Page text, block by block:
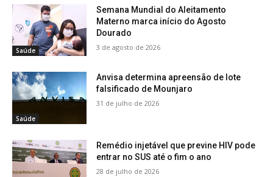
Saúde
Semana Mundial do Aleitamento
Materno marca início do Agosto
Dourado
3 de agosto de 2026
Saúde
Anvisa determina apreensão de lote
falsificado de Mounjaro
31 de julho de 2026
Remédio injetável que previne HIV pode
entrar no SUS até o fim o ano
28 de julho de 2026